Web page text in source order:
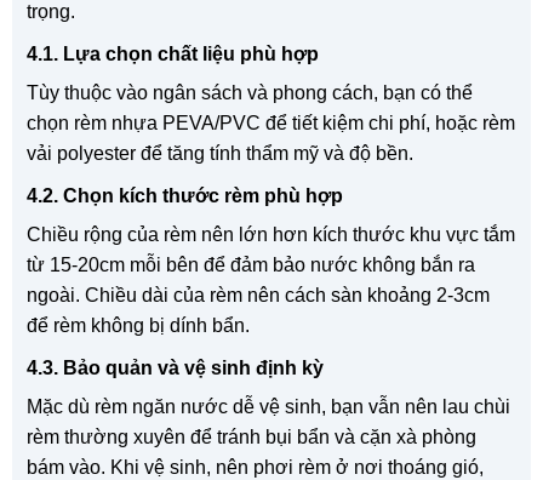
trọng.
4.1. Lựa chọn chất liệu phù hợp
Tùy thuộc vào ngân sách và phong cách, bạn có thể
chọn rèm nhựa PEVA/PVC để tiết kiệm chi phí, hoặc rèm
vải polyester để tăng tính thẩm mỹ và độ bền.
4.2. Chọn kích thước rèm phù hợp
Chiều rộng của rèm nên lớn hơn kích thước khu vực tắm
từ 15-20cm mỗi bên để đảm bảo nước không bắn ra
ngoài. Chiều dài của rèm nên cách sàn khoảng 2-3cm
để rèm không bị dính bẩn.
4.3. Bảo quản và vệ sinh định kỳ
Mặc dù rèm ngăn nước dễ vệ sinh, bạn vẫn nên lau chùi
rèm thường xuyên để tránh bụi bẩn và cặn xà phòng
bám vào. Khi vệ sinh, nên phơi rèm ở nơi thoáng gió,